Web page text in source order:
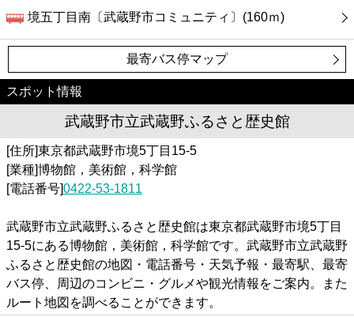
境五丁目南〔武蔵野市コミュニティ〕(160ｍ)
最寄バス停マップ
スポット情報
武蔵野市立武蔵野ふるさと歴史館
[住所]東京都武蔵野市境5丁目15-5
[業種]博物館，美術館，科学館
[電話番号]0422-53-1811
武蔵野市立武蔵野ふるさと歴史館は東京都武蔵野市境5丁目
15-5にある博物館，美術館，科学館です。武蔵野市立武蔵野
ふるさと歴史館の地図・電話番号・天気予報・最寄駅、最寄
バス停、周辺のコンビニ・グルメや観光情報をご案内。また
ルート地図を調べることができます。